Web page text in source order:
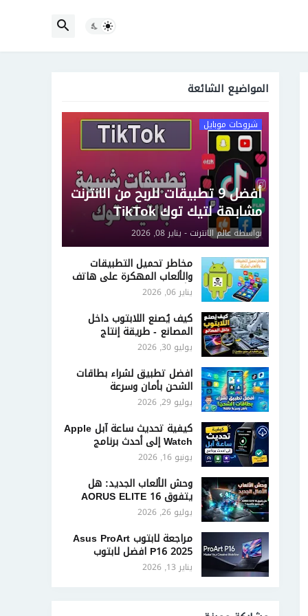
المواضيع الشائعة
شروحات موبايل
أفضل 9 تطبيقات للربح من الانترنت
مشابهة لتيك توك TikTok
بواسطةعالم الانترنت - يناير 08, 2026
مخاطر تحميل التطبيقات
والألعاب المهكرة على هاتف
الأندرويد
يناير 06, 2026
كيف يُصنع اللابتوب داخل
المصانع - طريقة إنتاج
الحاسوب المحمول
يوليو 30, 2026
افضل تطبيق لشراء بطاقات
الشحن بأمان وسرعة
يوليو 29, 2026
كيفية تحديث ساعة آبل Apple
Watch إلى أحدث برنامج
تشغيل
يونيو 16, 2026
وحش الألعاب الجديد: هل
يتفوق AORUS ELITE 16
على جميع منافسيه؟
يوليو 26, 2026
مراجعة لابتوب Asus ProArt
P16 2025 افضل لابتوب
للمحترفين
يناير 13, 2026